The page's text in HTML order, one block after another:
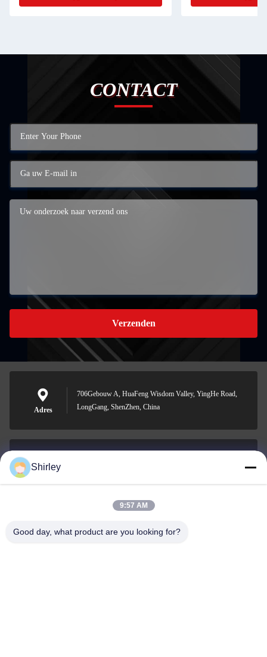
CONTACT
Verzenden
Adres
706Gebouw A, HuaFeng Wisdom Valley, YingHe Road,
LongGang, ShenZhen, China
0086-18148506772
Shirley
9:57 AM
Good day, what product are you looking for?